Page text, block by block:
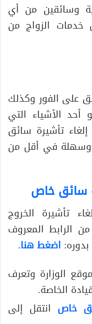
وسائقين من أي
الزواج من
على الفور وكذلك
الأشياء التي
تأشيرة سائق
في أقل من
سائق خاص
تأشيرة الخروج
الرابط المعروف
بدوره: اضغط هنا.
الوزارة وتعرف
الخاصة.
خاص انتقل إلى